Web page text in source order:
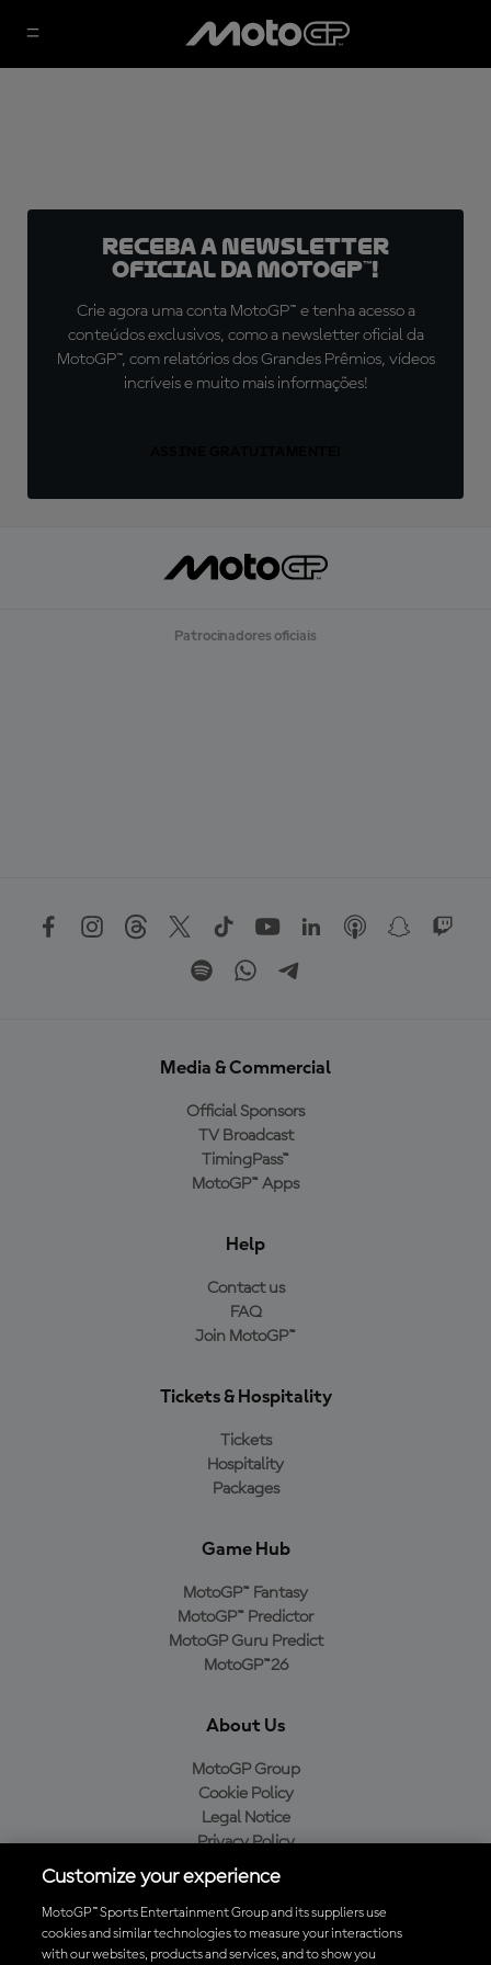
Receba a newsletter
oficial da MotoGP™!
Crie agora uma conta MotoGP™ e tenha acesso a
conteúdos exclusivos, como a newsletter oficial da
MotoGP™, com relatórios dos Grandes Prêmios, vídeos
incríveis e muito mais informações!
Patrocinadores oficiais
Media & Commercial
Official Sponsors
TV Broadcast
TimingPass™
MotoGP™ Apps
Help
Contact us
FAQ
Join MotoGP™
Tickets & Hospitality
Tickets
Hospitality
Packages
Game Hub
MotoGP™ Fantasy
MotoGP™ Predictor
MotoGP Guru Predict
MotoGP™26
About Us
MotoGP Group
Cookie Policy
Legal Notice
Privacy Policy
Purchase Policy
Baixe o aplicativo oficial da MotoGP™
Customize your experience
MotoGP™ Sports Entertainment Group and its suppliers use
cookies and similar technologies to measure your interactions
with our websites, products and services, and to show you